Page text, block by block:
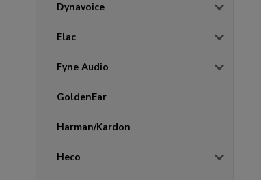
Dynavoice
Elac
Fyne Audio
GoldenEar
Harman/Kardon
Heco